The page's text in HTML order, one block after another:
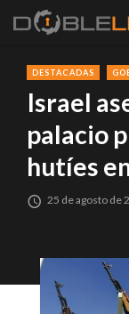
DESTACADAS
Israel
palacio
hutíes
25 de agosto de